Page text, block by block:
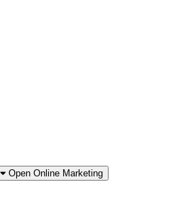
Open Online Marketing